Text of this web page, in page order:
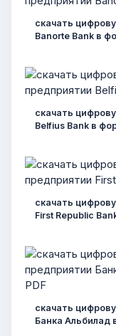
скачать
Banorte Bank в
скачать
Belfius Bank в
скачать
First Republic
скачать
Банка Альбилад